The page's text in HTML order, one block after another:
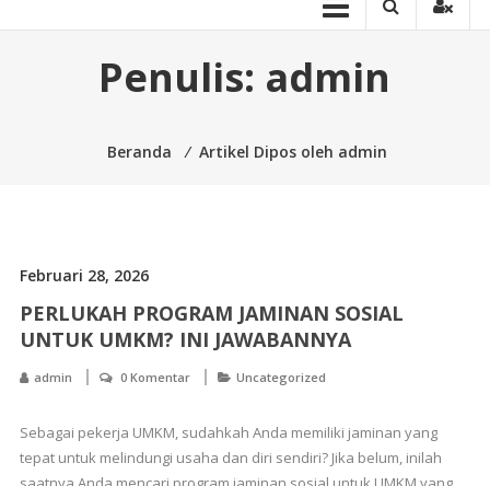
Penulis: admin
Beranda ⁄ Artikel Dipos oleh admin
Februari 28, 2026
PERLUKAH PROGRAM JAMINAN SOSIAL
UNTUK UMKM? INI JAWABANNYA
admin 0 Komentar Uncategorized
Sebagai pekerja UMKM, sudahkah Anda memiliki jaminan yang
tepat untuk melindungi usaha dan diri sendiri? Jika belum, inilah